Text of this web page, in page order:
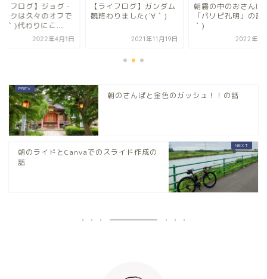
イフログ】ジョグ・
ークは久々のオフで
｀)代わりにこ...
2022年4月1日
【ライフログ】ガンダム
観終わりました(´∀｀)
2021年11月19日
朝霧の中のおさんぽ
「パリピ孔明」の話
｀)
2022年5
朝のさんぽと金色のガッシュ！！の話
朝のライドとCanvaでのスライド作成の
話